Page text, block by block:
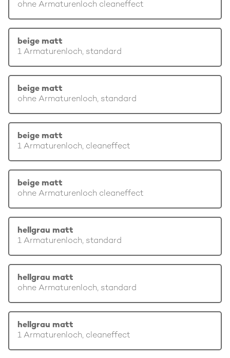
ohne Armaturenloch cleaneffect
beige matt
1 Armaturenloch, standard
beige matt
ohne Armaturenloch, standard
beige matt
1 Armaturenloch, cleaneffect
beige matt
ohne Armaturenloch cleaneffect
hellgrau matt
1 Armaturenloch, standard
hellgrau matt
ohne Armaturenloch, standard
hellgrau matt
1 Armaturenloch, cleaneffect